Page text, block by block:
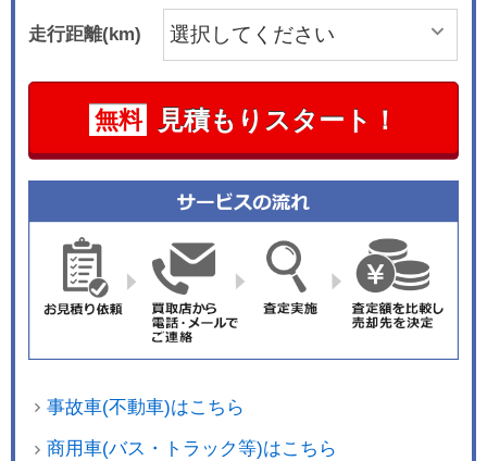
走行環境に加え、ナビと連携しながらエンジン作
動タイミングを制御する世界初のエネルギーマネ
ジメント技術により、エンジンの作動頻度を低減
して、静粛性の向上を図っている。 エクステリア
は、より上質でモダンな要素を取り入れた。ま
アでは、運転席の視界を遮る凹凸を減らすことで
運転のしやすさを向上。シートは素材の高級感
と、食べこぼしやゴミなどが隙間に入り込みにく
く、飲み物などをこぼしてしまったときもふき取
りやすい機能性を両立したという。さらに、日産
として初めて、スイッチタイプの電制シフトを採
トーン10色の全14色をラインナップした。 同
日、日産の関連会社である日産モータースポーツ
走行距離(km)
無料 見積もりスタート！
事故車(不動車)はこちら
商用車(バス・トラック等)はこちら